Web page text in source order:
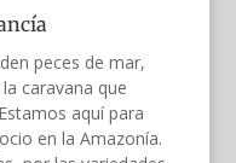
peces de mar,
caravana que
aquí para
en la Amazonía.